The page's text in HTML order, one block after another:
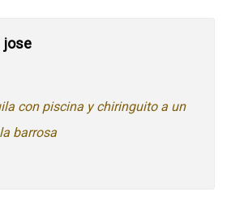
jose
con piscina y chiringuito a un
barrosa